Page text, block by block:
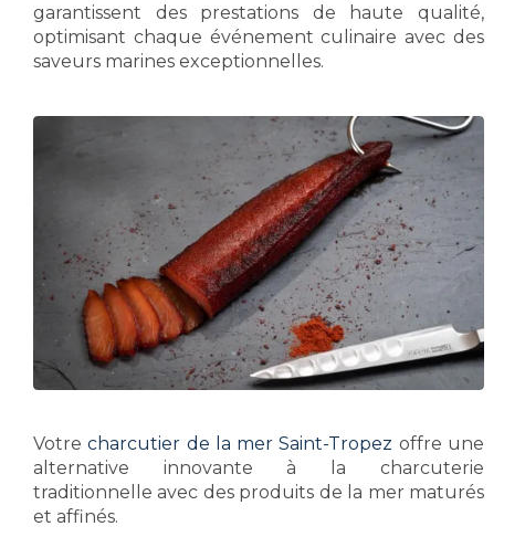
garantissent des prestations de haute qualité,
optimisant chaque événement culinaire avec des
saveurs marines exceptionnelles.
Votrecharcutier de la mer Saint-Tropez offre une
alternative innovante à la charcuterie
traditionnelle avec des produits de la mer maturés
et affinés.